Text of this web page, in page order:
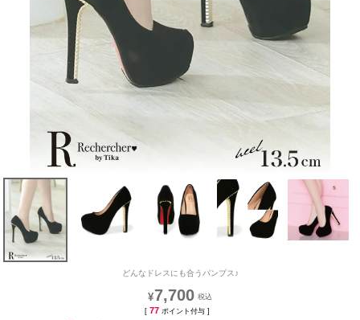
どんなドレスにも合うパンプス♪
¥7,700
[ 77 ポイント付与 ]